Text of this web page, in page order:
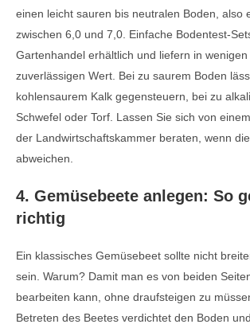
einen leicht sauren bis neutralen Boden, also
zwischen 6,0 und 7,0. Einfache Bodentest-
Gartenhandel erhältlich und liefern in
zuverlässigen Wert. Bei zu saurem Boden
kohlensaurem Kalk gegensteuern, bei zu
Schwefel oder Torf. Lassen Sie sich von
der Landwirtschaftskammer beraten, wenn
abweichen.
4. Gemüsebeete anlegen: So
richtig
Ein klassisches Gemüsebeet sollte nicht
sein. Warum? Damit man es von beiden
bearbeiten kann, ohne draufsteigen zu
Betreten des Beetes verdichtet den Boden